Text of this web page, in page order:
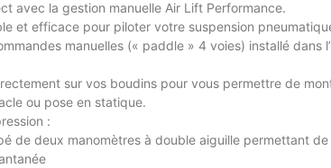
avec la gestion manuelle Air Lift Performance.
et efficace pour piloter votre suspension
manuelles (« paddle » 4 voies) installé
sur vos boudins pour vous permettre de
ou pose en statique.
:
de deux manomètres à double aiguille permettant